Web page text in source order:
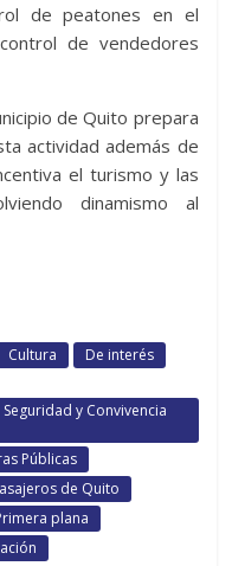
de peatones en el
de vendedores
de Quito prepara
actividad además de
el turismo y las
dinamismo al
Cultura
De interés
y Convivencia
Públicas
de Quito
plana